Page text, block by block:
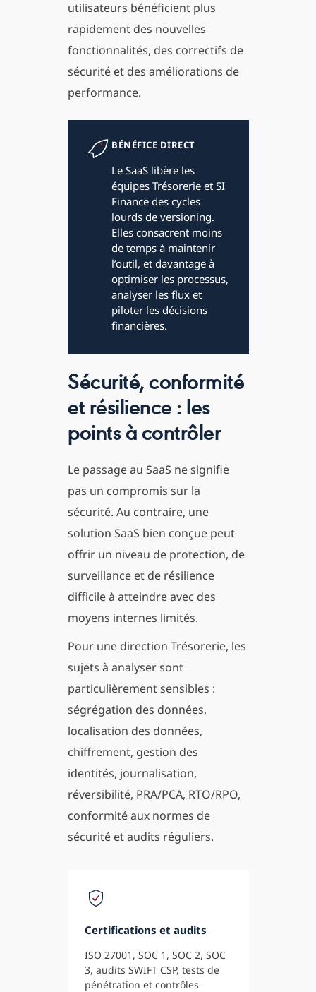
utilisateurs bénéficient plus
rapidement des nouvelles
fonctionnalités, des correctifs de
sécurité et des améliorations de
performance.
BÉNÉFICE DIRECT
Le SaaS libère les
équipes Trésorerie et SI
Finance des cycles
lourds de versioning.
Elles consacrent moins
de temps à maintenir
l’outil, et davantage à
optimiser les processus,
analyser les flux et
piloter les décisions
financières.
Sécurité, conformité
et résilience : les
points à contrôler
Le passage au SaaS ne signifie
pas un compromis sur la
sécurité. Au contraire, une
solution SaaS bien conçue peut
offrir un niveau de protection, de
surveillance et de résilience
difficile à atteindre avec des
moyens internes limités.
Pour une direction Trésorerie, les
sujets à analyser sont
particulièrement sensibles :
ségrégation des données,
localisation des données,
chiffrement, gestion des
identités, journalisation,
réversibilité, PRA/PCA, RTO/RPO,
conformité aux normes de
sécurité et audits réguliers.
Certifications et audits
ISO 27001, SOC 1, SOC 2, SOC
3, audits SWIFT CSP, tests de
pénétration et contrôles